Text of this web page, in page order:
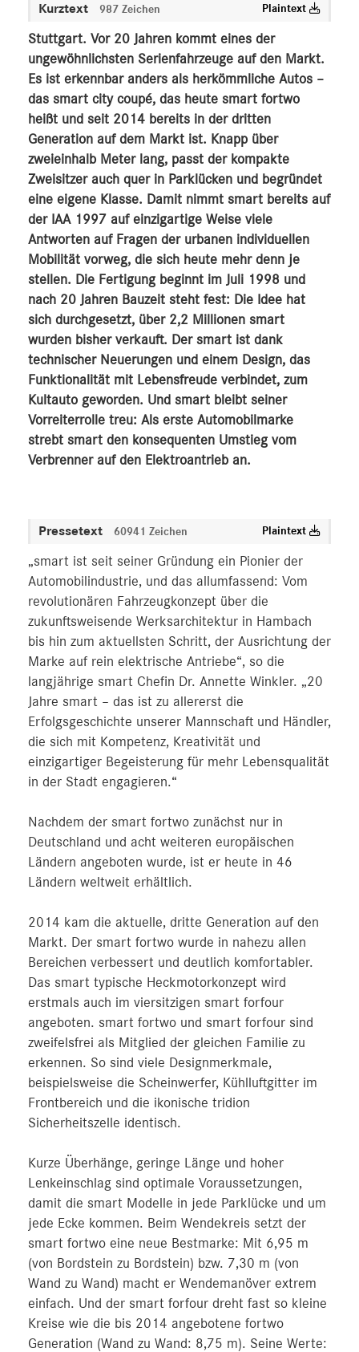
Kurztext 987 Zeichen Plaintext
Stuttgart. Vor 20 Jahren kommt eines der
ungewöhnlichsten Serienfahrzeuge auf den Markt.
Es ist erkennbar anders als herkömmliche Autos –
das smart city coupé, das heute smart fortwo
heißt und seit 2014 bereits in der dritten
Generation auf dem Markt ist. Knapp über
zweieinhalb Meter lang, passt der kompakte
Zweisitzer auch quer in Parklücken und begründet
eine eigene Klasse. Damit nimmt smart bereits auf
der IAA 1997 auf einzigartige Weise viele
Antworten auf Fragen der urbanen individuellen
Mobilität vorweg, die sich heute mehr denn je
stellen. Die Fertigung beginnt im Juli 1998 und
nach 20 Jahren Bauzeit steht fest: Die Idee hat
sich durchgesetzt, über 2,2 Millionen smart
wurden bisher verkauft. Der smart ist dank
technischer Neuerungen und einem Design, das
Funktionalität mit Lebensfreude verbindet, zum
Kultauto geworden. Und smart bleibt seiner
Vorreiterrolle treu: Als erste Automobilmarke
strebt smart den konsequenten Umstieg vom
Verbrenner auf den Elektroantrieb an.
Pressetext 60941 Zeichen Plaintext
„smart ist seit seiner Gründung ein Pionier der
Automobilindustrie, und das allumfassend: Vom
revolutionären Fahrzeugkonzept über die
zukunftsweisende Werksarchitektur in Hambach
bis hin zum aktuellsten Schritt, der Ausrichtung der
Marke auf rein elektrische Antriebe“, so die
langjährige smart Chefin Dr. Annette Winkler. „20
Jahre smart – das ist zu allererst die
Erfolgsgeschichte unserer Mannschaft und Händler,
die sich mit Kompetenz, Kreativität und
einzigartiger Begeisterung für mehr Lebensqualität
in der Stadt engagieren.“
Nachdem der smart fortwo zunächst nur in
Deutschland und acht weiteren europäischen
Ländern angeboten wurde, ist er heute in 46
Ländern weltweit erhältlich.
2014 kam die aktuelle, dritte Generation auf den
Markt. Der smart fortwo wurde in nahezu allen
Bereichen verbessert und deutlich komfortabler.
Das smart typische Heckmotorkonzept wird
erstmals auch im viersitzigen smart forfour
angeboten. smart fortwo und smart forfour sind
zweifelsfrei als Mitglied der gleichen Familie zu
erkennen. So sind viele Designmerkmale,
beispielsweise die Scheinwerfer, Kühlluftgitter im
Frontbereich und die ikonische tridion
Sicherheitszelle identisch.
Kurze Überhänge, geringe Länge und hoher
Lenkeinschlag sind optimale Voraussetzungen,
damit die smart Modelle in jede Parklücke und um
jede Ecke kommen. Beim Wendekreis setzt der
smart fortwo eine neue Bestmarke: Mit 6,95 m
(von Bordstein zu Bordstein) bzw. 7,30 m (von
Wand zu Wand) macht er Wendemanöver extrem
einfach. Und der smart forfour dreht fast so kleine
Kreise wie die bis 2014 angebotene fortwo
Generation (Wand zu Wand: 8,75 m). Seine Werte: